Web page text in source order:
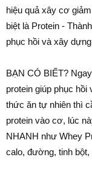
hiệu quả xây cơ
biệt là Protein -
phục hồi và xây
BẠN CÓ BIẾT?
protein giúp phục
thức ăn tự nhiên thì
protein vào cơ, lúc
NHANH như Whey
calo, đường, tinh